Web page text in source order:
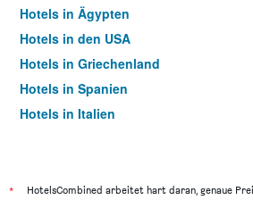
Hotels in Ägypten
Hotels in den USA
Hotels in Griechenland
Hotels in Spanien
Hotels in Italien
*
HotelsCombined arbeitet hart daran, genaue